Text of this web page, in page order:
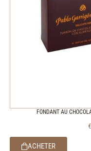
FONDANT AU
€
ACHETER